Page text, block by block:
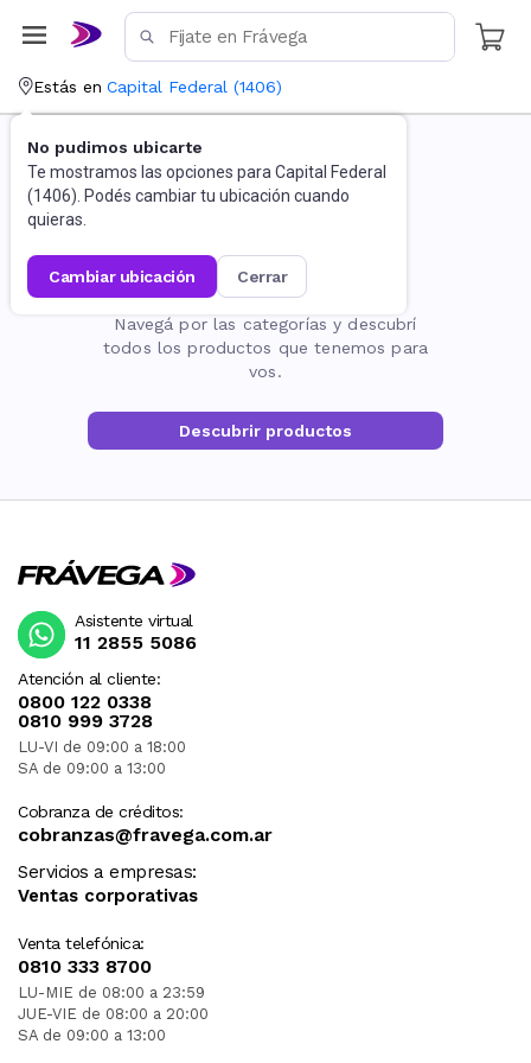
Estás en Capital Federal (1406)
No pudimos ubicarte
Te mostramos las opciones para Capital Federal
(1406). Podés cambiar tu ubicación cuando
quieras.
cambiar ubicación cerrar
La página no existe
Navegá por las categorías y descubrí
todos los productos que tenemos para
vos.
Descubrir productos
Atención al cliente:
0800 122 0338
0810 999 3728
LU-VI de 09:00 a 18:00
SA de 09:00 a 13:00
Cobranza de créditos:
cobranzas@fravega.com.ar
Servicios a empresas:
Ventas corporativas
Venta telefónica:
0810 333 8700
LU-MIE de 08:00 a 23:59
JUE-VIE de 08:00 a 20:00
SA de 09:00 a 13:00
Asistente virtual
11 2855 5086